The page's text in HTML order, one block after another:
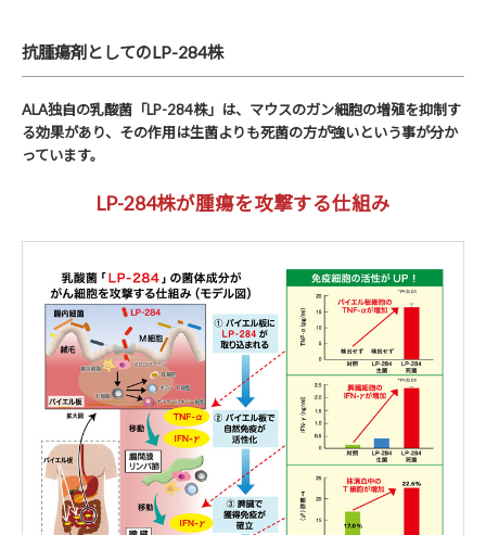
抗腫瘍剤としてのLP-284株
ALA独自の乳酸菌「LP-284株」は、マウスのガン細胞の増殖を抑制す
る効果があり、その作用は生菌よりも死菌の方が強いという事が分か
っています。
LP-284株が腫瘍を攻撃する仕組み